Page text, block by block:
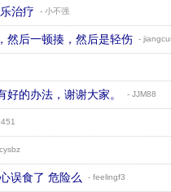
治疗 - 小不强
然后一顿揍，然后是轻伤 -
的办法，谢谢大家。 - JJM88
误食了 危险么 - feelingf3